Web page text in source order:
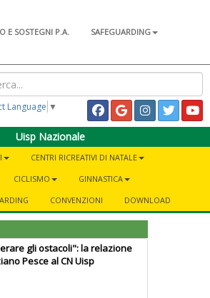
E SOSTEGNI P.A.
SAFEGUARDING
Language ▼
Uisp Nazionale
CENTRI RICREATIVI DI NATALE
CICLISMO
GINNASTICA
CONVENZIONI DOWNLOAD
gli ostacoli": la relazione
Pesce al CN Uisp